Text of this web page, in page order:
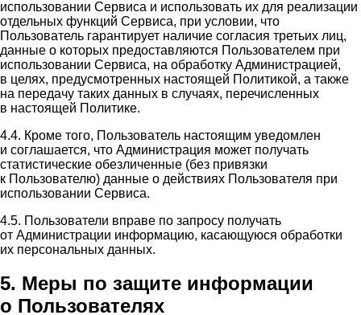
использовании Сервиса и использовать их для реализации
отдельных функций Сервиса, при условии, что
Пользователь гарантирует наличие согласия третьих лиц,
данные о которых предоставляются Пользователем при
использовании Сервиса, на обработку Администрацией,
в целях, предусмотренных настоящей Политикой, а также
на передачу таких данных в случаях, перечисленных
в настоящей Политике.
4.4. Кроме того, Пользователь настоящим уведомлен
и соглашается, что Администрация может получать
статистические обезличенные (без привязки
к Пользователю) данные о действиях Пользователя при
использовании Сервиса.
4.5. Пользователи вправе по запросу получать
от Администрации информацию, касающуюся обработки
их персональных данных.
5. Меры по защите информации
о Пользователях